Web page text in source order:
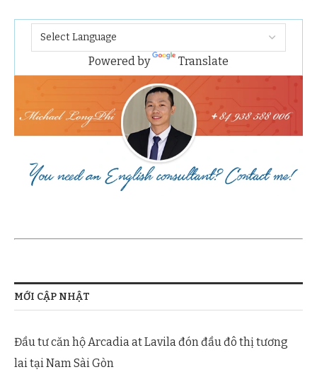
Powered by Translate
MỚI CẬP NHẬT
Đầu tư căn hộ Arcadia at Lavila đón đầu đô thị tương
lai tại Nam Sài Gòn